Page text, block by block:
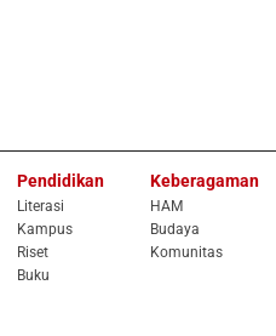
Pendidikan
Literasi
Kampus
Riset
Buku
Keberagaman
HAM
Budaya
Komunitas